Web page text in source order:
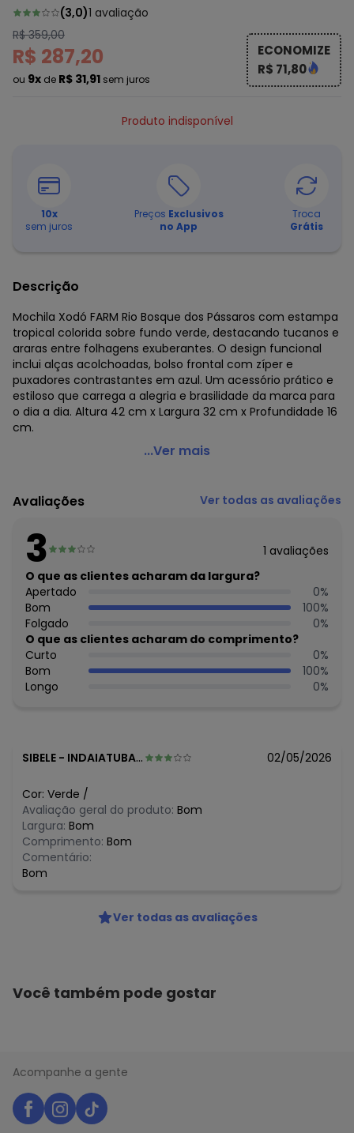
(3,0)1 avaliação
R$ 359,00
R$ 287,20
ou 9x de R$ 31,91 sem juros
ECONOMIZE
R$ 71,80
Produto indisponível
10x
sem juros
Preços Exclusivos
no App
Troca
Grátis
Descrição
Mochila Xodó FARM Rio Bosque dos Pássaros com estampa
tropical colorida sobre fundo verde, destacando tucanos e
araras entre folhagens exuberantes. O design funcional
inclui alças acolchoadas, bolso frontal com zíper e
puxadores contrastantes em azul. Um acessório prático e
estiloso que carrega a alegria e brasilidade da marca para
o dia a dia. Altura 42 cm x Largura 32 cm x Profundidade 16
cm.
Farm Etc - Mochila Xodó Bosque dos Passaros Verde
Fechamento: Zíper
Material: Tecido
Histórico de preços
O preço apresentado abaixo é o menor oferecido em
algum dia do mês, para o menor tamanho disponível.
agosto/2026
N/D*
julho/2026 N/D*
junho/2026
maio/2026 N/D*
abril/2026 R$ 287,2
março/2026 R$ 287,2
...Ver mais
Avaliações Ver todas as avaliações
3 1 avaliações
O que as clientes acharam da largura?
Apertado
0%
Bom
100%
Folgado
0%
O que as clientes acharam do comprimento?
Curto
0%
Bom
100%
Longo
0%
SIBELE - INDAIATUBA - SP 02/05/2026
Cor: Verde /
Avaliação geral do produto: Bom
Largura: Bom
Comprimento: Bom
Comentário:
Bom
Ver todas as avaliações
Você também pode gostar
Acompanhe a gente